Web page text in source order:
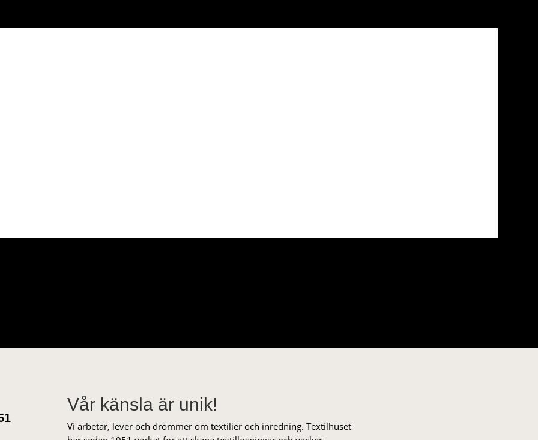
Vår känsla är unik!
Vi arbetar, lever och drömmer om textilier och inredning. Textilhuset